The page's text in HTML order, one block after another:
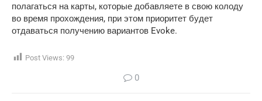
полагаться на карты, которые добавляете в свою колоду
во время прохождения, при этом приоритет будет
отдаваться получению вариантов Evoke.
Post Views: 99
0